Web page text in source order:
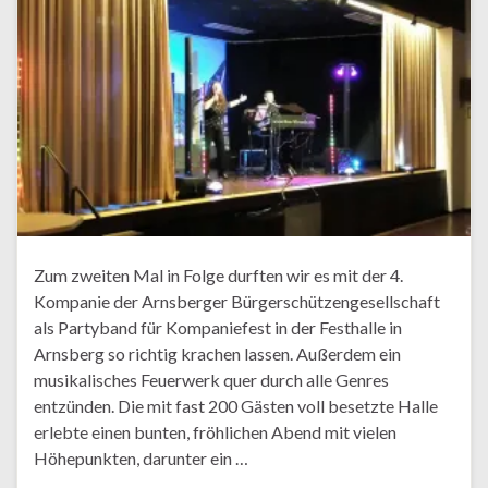
Zum zweiten Mal in Folge durften wir es mit der 4.
Kompanie der Arnsberger Bürgerschützengesellschaft
als Partyband für Kompaniefest in der Festhalle in
Arnsberg so richtig krachen lassen. Außerdem ein
musikalisches Feuerwerk quer durch alle Genres
entzünden. Die mit fast 200 Gästen voll besetzte Halle
erlebte einen bunten, fröhlichen Abend mit vielen
Höhepunkten, darunter ein …